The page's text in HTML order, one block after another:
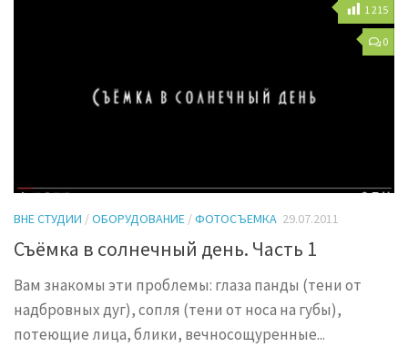
0
1 215
ВНЕ СТУДИИ /ОБОРУДОВАНИЕ /ФОТОСЪЕМКА 29.07.2011
Съёмка в солнечный день. Часть 1
Вам знакомы эти проблемы: глаза панды (тени от
надбровных дуг), сопля (тени от носа на губы),
потеющие лица, блики, вечносощуренные...